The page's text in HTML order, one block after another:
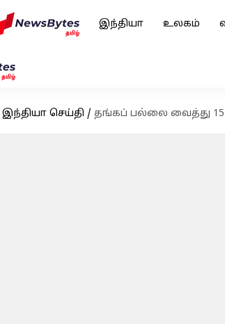
இந்தியா உலகம்
இந்தியா செய்தி / தங்கப் பல்லை வைத்து 15